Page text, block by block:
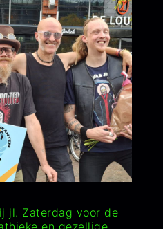
jl. Zaterdag voor de